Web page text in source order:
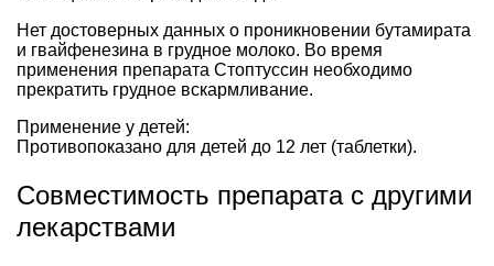
Нет достоверных данных о проникновении бутамирата
и гвайфенезина в грудное молоко. Во время
применения препарата Стоптуссин необходимо
прекратить грудное вскармливание.
Применение у детей:
Противопоказано для детей до 12 лет (таблетки).
Совместимость препарата с другими
лекарствами